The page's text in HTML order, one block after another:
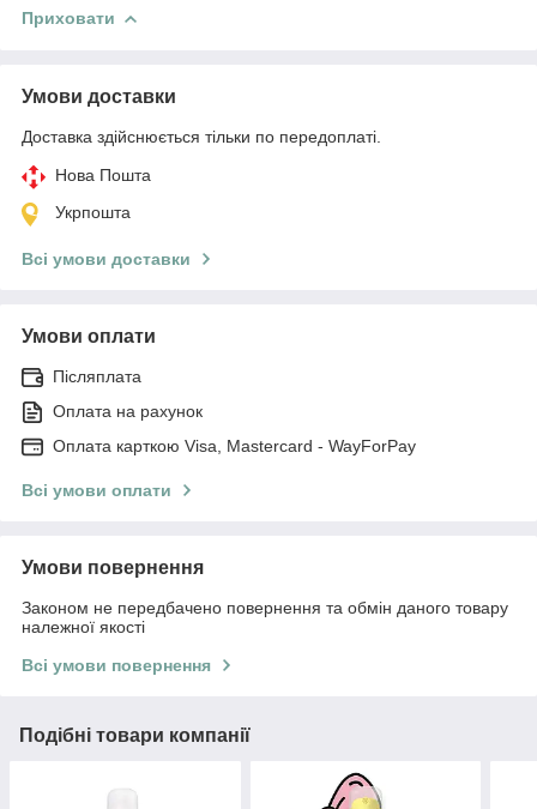
Приховати
Умови доставки
Доставка здійснюється тільки по передоплаті.
Нова Пошта
Укрпошта
Всі умови доставки
Умови оплати
Післяплата
Оплата на рахунок
Оплата карткою Visa, Mastercard - WayForPay
Всі умови оплати
Умови повернення
Законом не передбачено повернення та обмін даного товару
належної якості
Всі умови повернення
Подібні товари компанії